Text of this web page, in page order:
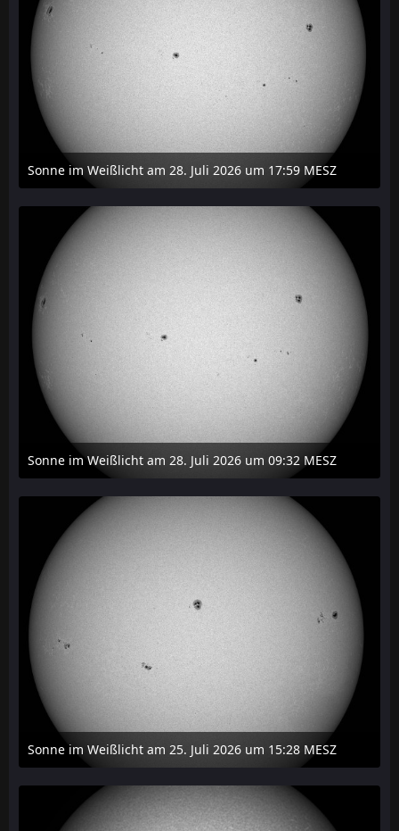
Sonne im Weißlicht am 28. Juli 2026 um 17:59 MESZ
31. Juli 2026 um 20:03
Sonne im Weißlicht am 28. Juli 2026 um 09:32 MESZ
31. Juli 2026 um 20:03
Sonne im Weißlicht am 25. Juli 2026 um 15:28 MESZ
27. Juli 2026 um 21:15